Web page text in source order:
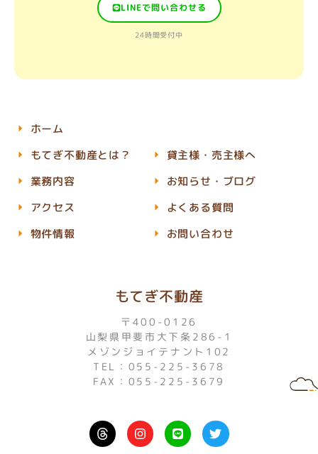
LINEで問い合わせる
24時間受付中
もてぎ不動産
〒400-0126
山梨県甲斐市大下条286-1
メゾンジョイテナント102
TEL：055-225-3678
FAX：055-225-3679
I
n
s
L
i
n
T
w
i
ホーム
もてぎ不動産とは？
業務内容
アクセス
物件情報
貸主様・売主様へ
お知らせ・ブログ
よくある質問
お問い合わせ